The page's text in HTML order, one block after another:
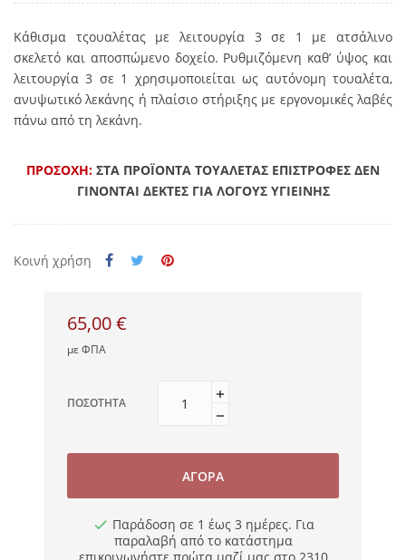
Κάθισμα τςουαλέτας με λειτουργία 3 σε 1 με ατσάλινο
σκελετό και αποσπώμενο δοχείο. Ρυθμιζόμενη καθ’ ύψος και
λειτουργία 3 σε 1 χρησιμοποιείται ως αυτόνομη τουαλέτα,
ανυψωτικό λεκάνης ή πλαίσιο στήριξης με εργονομικές λαβές
πάνω από τη λεκάνη.
ΠΡΟΣΟΧΗ: ΣΤΑ ΠΡΟΪΟΝΤΑ ΤΟΥΑΛΕΤΑΣ ΕΠΙΣΤΡΟΦΕΣ ΔΕΝ
ΓΙΝΟΝΤΑΙ ΔΕΚΤΕΣ ΓΙΑ ΛΟΓΟΥΣ ΥΓΙΕΙΝΗΣ
Κοινή χρήση
65,00 €
με ΦΠΑ
ΠΟΣΌΤΗΤΑ
ΑΓΟΡΆ
Παράδοση σε 1 έως 3 ημέρες. Για
παραλαβή από το κατάστημα